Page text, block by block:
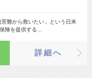
難から救いたい」という日米
険を提供する…
詳細へ